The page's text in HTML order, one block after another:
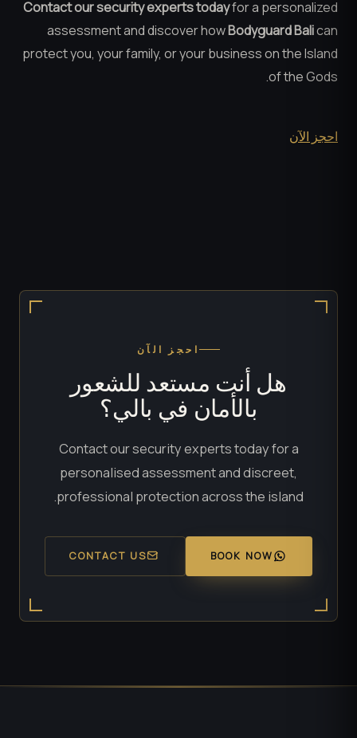
Contact our security experts todayfor a personalized
assessment and discover howBodyguard Balican
protect you, your family, or your business on the Island
of the Gods.
احجز الآن
احجز الآن
هل أنت مستعد للشعور
بالأمان في بالي؟
Contact our security experts today for a
personalised assessment and discreet,
professional protection across the island.
BOOK NOW
CONTACT US